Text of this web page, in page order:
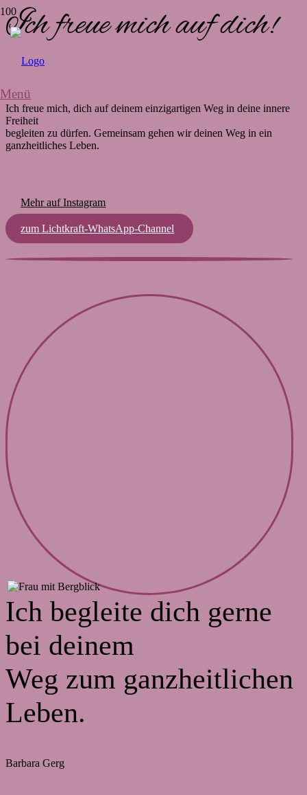
Menü
Ich freue mich auf dich!
Ich freue mich, dich auf deinem einzigartigen Weg in deine innere
Freiheit
begleiten zu dürfen. Gemeinsam gehen wir deinen Weg in ein
ganzheitliches Leben.
Mehr auf Instagram
zum Lichtkraft-WhatsApp-Channel
Ich begleite dich gerne
bei deinem
Weg zum ganzheitlichen
Leben.
Barbara Gerg